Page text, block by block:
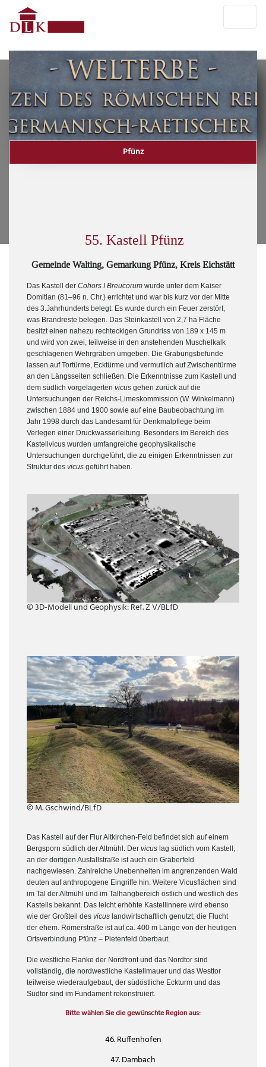
Pfünz
55. Kastell Pfünz
Gemeinde Walting, Gemarkung Pfünz, Kreis Eichstätt
Das Kastell der Cohors I Breucorum wurde unter dem Kaiser
Domitian (81–96 n. Chr.) errichtet und war bis kurz vor der Mitte
des 3.Jahrhunderts belegt. Es wurde durch ein Feuer zerstört,
was Brandreste belegen. Das Steinkastell von 2,7 ha Fläche
besitzt einen nahezu rechteckigen Grundriss von 189 x 145 m
und wird von zwei, teilweise in den anstehenden Muschelkalk
geschlagenen Wehrgräben umgeben. Die Grabungsbefunde
lassen auf Tortürme, Ecktürme und vermutlich auf Zwischentürme
an den Längsseiten schließen. Die Erkenntnisse zum Kastell und
dem südlich vorgelagerten vicus gehen zurück auf die
Untersuchungen der Reichs-Limeskommission (W. Winkelmann)
zwischen 1884 und 1900 sowie auf eine Baubeobachtung im
Jahr 1998 durch das Landesamt für Denkmalpflege beim
Verlegen einer Druckwasserleitung. Besonders im Bereich des
Kastellvicus wurden umfangreiche geophysikalische
Untersuchungen durchgeführt, die zu einigen Erkenntnissen zur
Struktur des vicus geführt haben.
© 3D-Modell und Geophysik: Ref. Z V/BLfD
© M. Gschwind/BLfD
Das Kastell auf der Flur Altkirchen-Feld befindet sich auf einem
Bergsporn südlich der Altmühl. Der vicus lag südlich vom Kastell,
an der dortigen Ausfallstraße ist auch ein Gräberfeld
nachgewiesen. Zahlreiche Unebenheiten im angrenzenden Wald
deuten auf anthropogene Eingriffe hin. Weitere Vicusflächen sind
im Tal der Altmühl und im Talhangbereich östlich und westlich des
Kastells bekannt. Das leicht erhöhte Kastellinnere wird ebenso
wie der Großteil des vicus landwirtschaftlich genutzt; die Flucht
der ehem. Römerstraße ist auf ca. 400 m Länge von der heutigen
Ortsverbindung Pfünz – Pietenfeld überbaut.
Die westliche Flanke der Nordfront und das Nordtor sind
vollständig, die nordwestliche Kastellmauer und das Westtor
teilweise wiederaufgebaut, der südöstliche Eckturm und das
Südtor sind im Fundament rekonstruiert.
Bitte wählen Sie die gewünschte Region aus:
46. Ruffenhofen
47. Dambach